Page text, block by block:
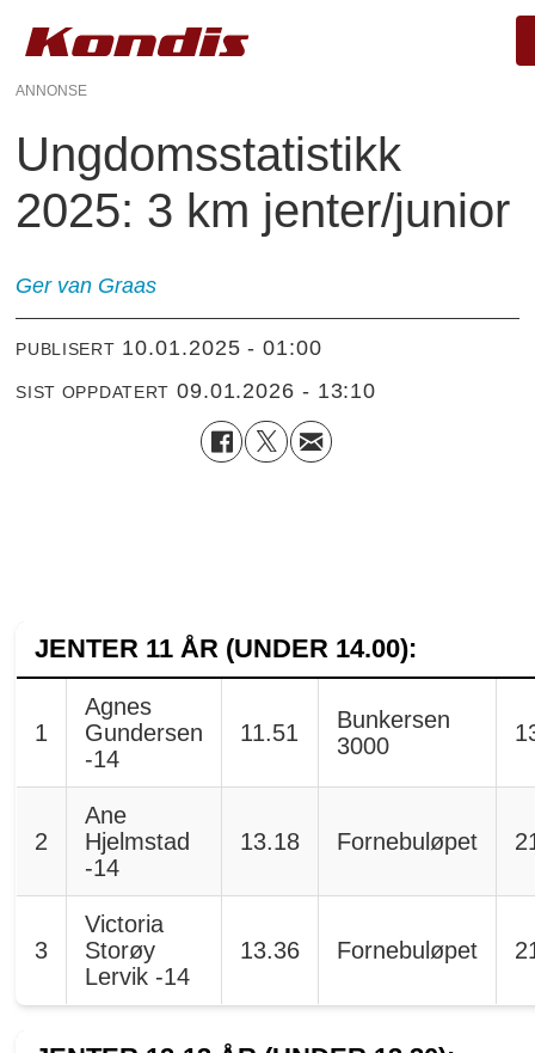
ANNONSE
Ungdomsstatistikk
2025: 3 km jenter/junior
Ger van Graas
PUBLISERT 10.01.2025 - 01:00
SIST OPPDATERT 09.01.2026 - 13:10
JENTER 11 ÅR (UNDER 14.00):
1
Agnes
Gundersen
-14
11.51
Bunkersen
3000
2
Ane
Hjelmstad
-14
13.18 Fornebuløpet
3
Victoria
Storøy
Lervik -14
13.36 Fornebuløpet